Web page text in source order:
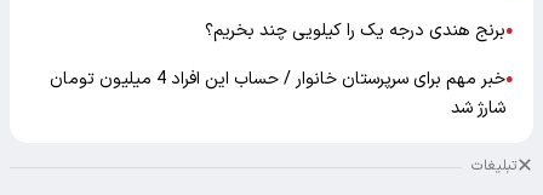
●برنج هندی درجه یک را کیلویی چند بخریم؟
●
خبر مهم برای سرپرستان خانوار / حساب این افراد 4 میلیون تومان
شارژ شد
تبلیغات